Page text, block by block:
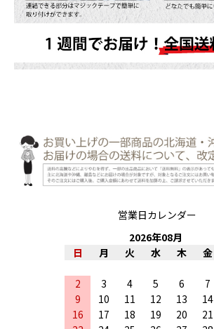
営業日カレンダー
2026年08月
日
月 火 水 木 金
2
3 4 5 6 7
9
10 11 12 13 14
16
17 18 19 20 21